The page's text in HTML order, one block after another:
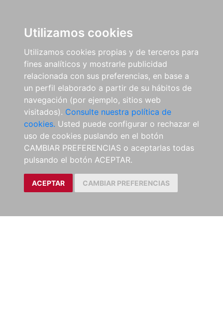
Utilizamos cookies
Utilizamos cookies propias y de terceros para
fines analíticos y mostrarle publicidad
relacionada con sus preferencias, en base a
un perfil elaborado a partir de su hábitos de
navegación (por ejemplo, sitios web
visitados). Consulte nuestra política de
cookies. Usted puede configurar o rechazar el
uso de cookies puslando en el botón
CAMBIAR PREFERENCIAS o aceptarlas todas
pulsando el botón ACEPTAR.
ACEPTAR CAMBIAR PREFERENCIAS